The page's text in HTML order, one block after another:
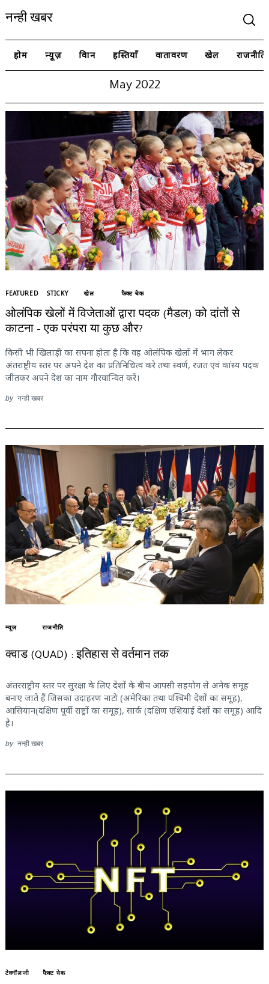
नन्ही खबर
होम न्यूज़ विज्ञान हस्तियाँ वातावरण खेल राजनीति
May 2022
FEATURED STICKY खेल फैक्ट चेक
ओलंपिक खेलों में विजेताओं द्वारा पदक (मैडल) को दांतों से
काटना – एक परंपरा या कुछ और?
किसी भी खिलाड़ी का सपना होता है कि वह ओलंपिक खेलों में भाग लेकर
अंतराष्ट्रीय स्तर पर अपने देश का प्रतिनिधित्व करे तथा स्वर्ण, रजत एवं कांस्य पदक
जीतकर अपने देश का नाम गौरवान्वित करें।
by नन्ही खबर
न्यूज़ राजनीति
क्वाड (QUAD) : इतिहास से वर्तमान तक
अंतरराष्ट्रीय स्तर पर सुरक्षा के लिए देशों के बीच आपसी सहयोग से अनेक समूह
बनाए जाते हैं जिसका उदाहरण नाटो (अमेरिका तथा पश्चिमी देशों का समूह),
आसियान(दक्षिण पूर्वी राष्ट्रों का समूह), सार्क (दक्षिण एशियाई देशों का समूह) आदि
है।
by नन्ही खबर
टेक्नॉलजी फैक्ट चेक